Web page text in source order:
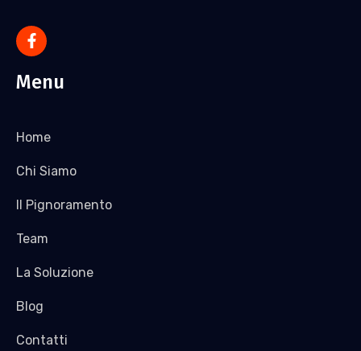
Menu
Home
Chi Siamo
Il Pignoramento
Team
La Soluzione
Blog
Contatti